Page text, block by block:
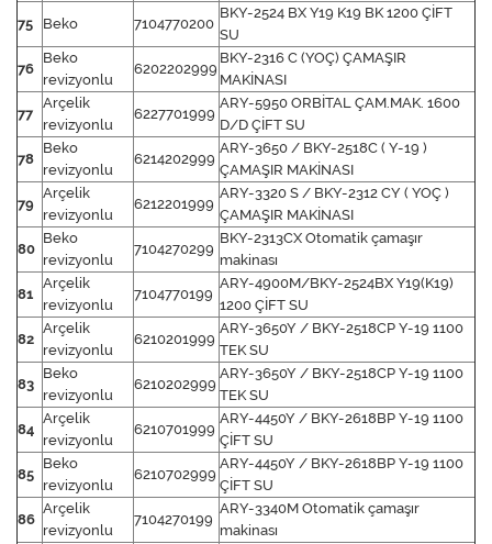
75 Beko 7104770200
BKY-2524 BX Y19 K19 BK 1200 ÇİFT
SU
76
Beko
revizyonlu
6202202999
BKY-2316 C (YOÇ) ÇAMAŞIR
MAKİNASI
77
Arçelik
revizyonlu
6227701999
ARY-5950 ORBİTAL ÇAM.MAK. 1600
D/D ÇİFT SU
78
Beko
revizyonlu
6214202999
ARY-3650 / BKY-2518C ( Y-19 )
ÇAMAŞIR MAKİNASI
79
Arçelik
revizyonlu
6212201999
ARY-3320 S / BKY-2312 CY ( YOÇ )
ÇAMAŞIR MAKİNASI
80
Beko
revizyonlu
7104270299
BKY-2313CX Otomatik çamaşır
makinası
81
Arçelik
revizyonlu
7104770199
ARY-4900M/BKY-2524BX Y19(K19)
1200 ÇİFT SU
82
Arçelik
revizyonlu
6210201999
ARY-3650Y / BKY-2518CP Y-19 1100
TEK SU
83
Beko
revizyonlu
6210202999
ARY-3650Y / BKY-2518CP Y-19 1100
TEK SU
84
Arçelik
revizyonlu
6210701999
ARY-4450Y / BKY-2618BP Y-19 1100
ÇİFT SU
85
Beko
revizyonlu
6210702999
ARY-4450Y / BKY-2618BP Y-19 1100
ÇİFT SU
86
Arçelik
revizyonlu
7104270199
ARY-3340M Otomatik çamaşır
makinası